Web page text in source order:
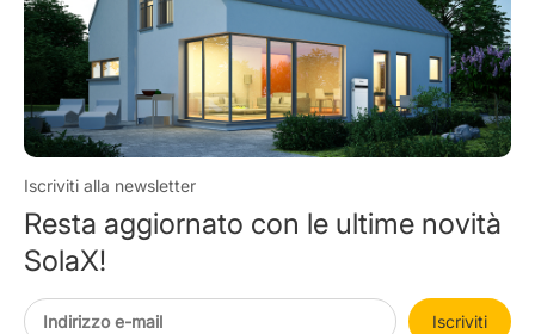
Iscriviti alla newsletter
Resta aggiornato con le ultime novità
SolaX!
Iscriviti